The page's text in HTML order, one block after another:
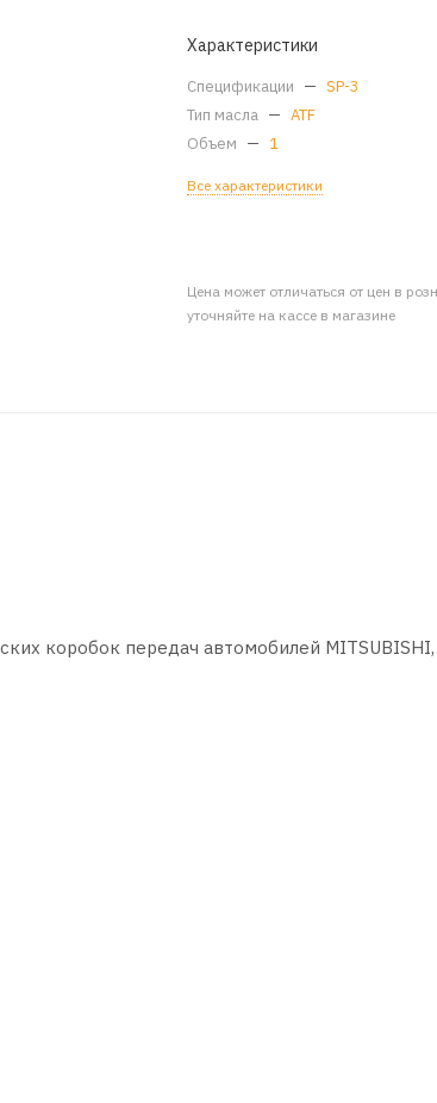
Характеристики
Спецификации — SP-3
Тип масла — ATF
Объем — 1
Все характеристики
Цена может отличаться от цен в
уточняйте на кассе в магазине
коробок передач автомобилей MITSUBISHI,